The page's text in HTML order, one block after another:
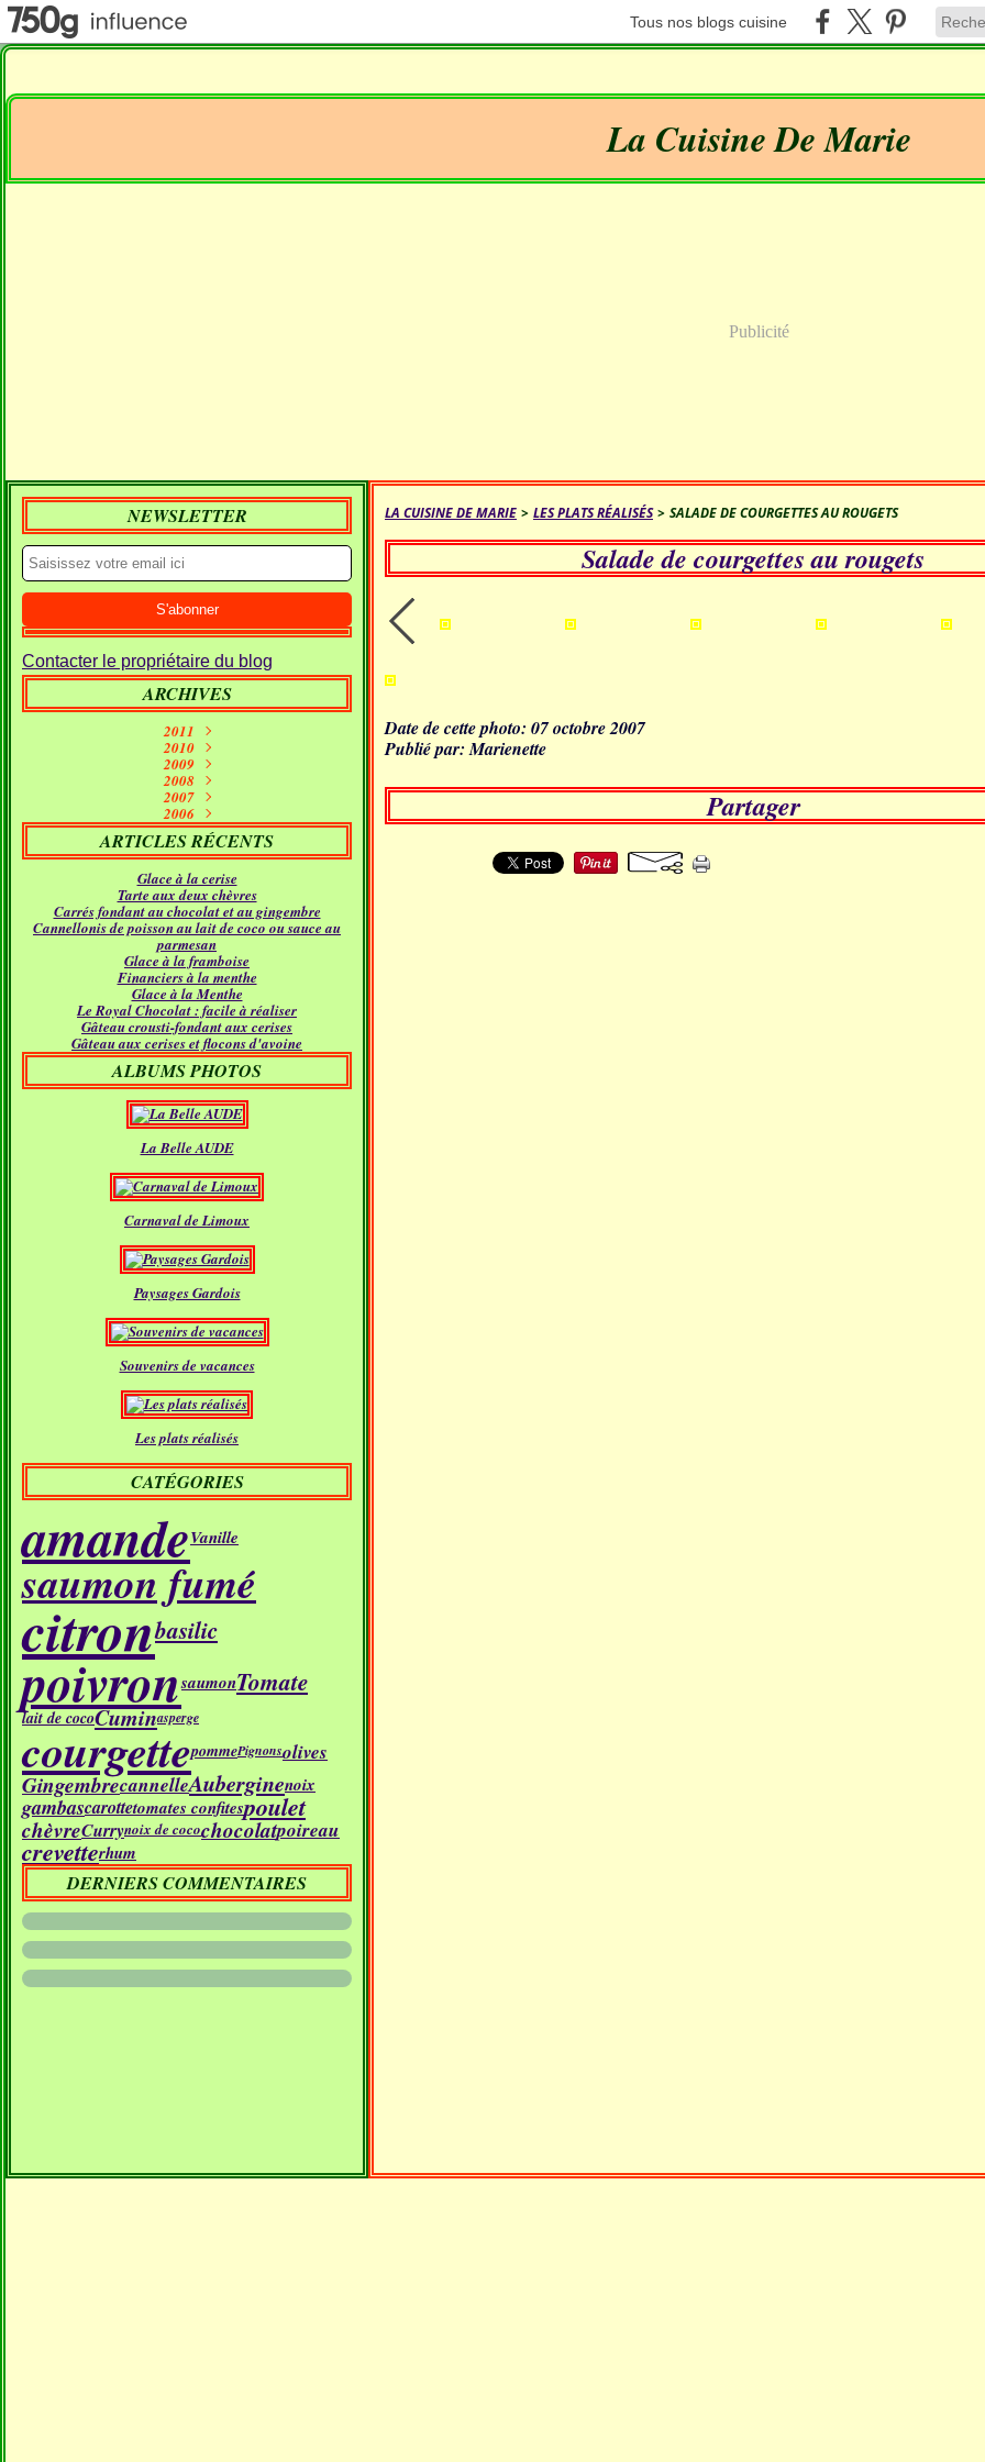
Tous nos blogs cuisine
La Cuisine De Marie
Publicité
NEWSLETTER
Contacter le propriétaire du blog
ARCHIVES
2011
Septembre
Juin (10)
Mai
(7)
Avril (7)
Mars (5)
Février(11)
Janvier(5)
2010
Janvier
2009
Décembre
Novembre
Octobre
Septembre(9)
Août(5)
Juillet(9)
Juin (12)
Mai(17)
Avril(14)
Mars(21)
Février(12)
Janvier(16)
2008
Décembre
Novembre
Octobre(16)
Septembre(18)
Août(4)
Juillet(11)
Juin(12)
Mai(16)
Avril(14)
Mars(15)
Février(11)
Janvier(21)
2007
Décembre
Novembre(26)
Octobre(24)
Septembre(31)
Août (21)
Juillet(18)
Juin(22)
Mai(24)
Avril(24)
Mars(30)
Février(23)
Janvier(18)
2006
Décembre(21)
Novembre(23)
Octobre(19)
ARTICLES RÉCENTS
Glace à la cerise
Tarte aux deux chèvres
Carrés fondant au chocolat et au gingembre
Cannellonis de poisson au lait de coco ou sauce au
parmesan
Glace à la framboise
Financiers à la menthe
Glace à la Menthe
Le Royal Chocolat : facile à réaliser
Gâteau crousti-fondant aux cerises
Gâteau aux cerises et flocons d'avoine
ALBUMS PHOTOS
La Belle AUDE
Carnaval de Limoux
Paysages Gardois
Souvenirs de vacances
Les plats réalisés
CATÉGORIES
amandeVanille
saumon fumé
citronbasilic
poivronsaumonTomate
lait de cocoCuminasperge
courgettepommePignonsolives
GingembrecannelleAuberginenoix
gambascarottetomates confitespoulet
chèvreCurrynoix de cocochocolatpoireau
crevetterhum
DERNIERS COMMENTAIRES
LA CUISINE DE MARIE > LES PLATS RÉALISÉS > SALADE DE COURGETTES AU ROUGETS
Salade de courgettes au rougets
Date de cette photo: 07 octobre 2007
Publié par: Marienette
Partager